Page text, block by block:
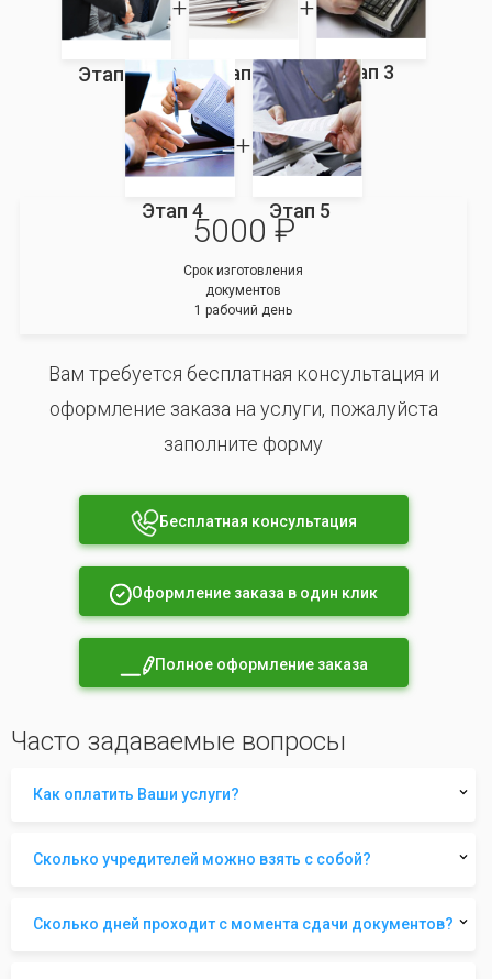
Этап 1 Этап 2 Этап 3
Этап 4 Этап 5
5000 ₽
Срок изготовления
документов
1 рабочий день
Вам требуется бесплатная консультация и
оформление заказа на услуги, пожалуйста
заполните форму
Бесплатная консультация
Оформление заказа в один клик
Полное оформление заказа
Часто задаваемые вопросы
Как оплатить Ваши услуги?
Сколько учредителей можно взять с собой?
Сколько дней проходит с момента сдачи документов?